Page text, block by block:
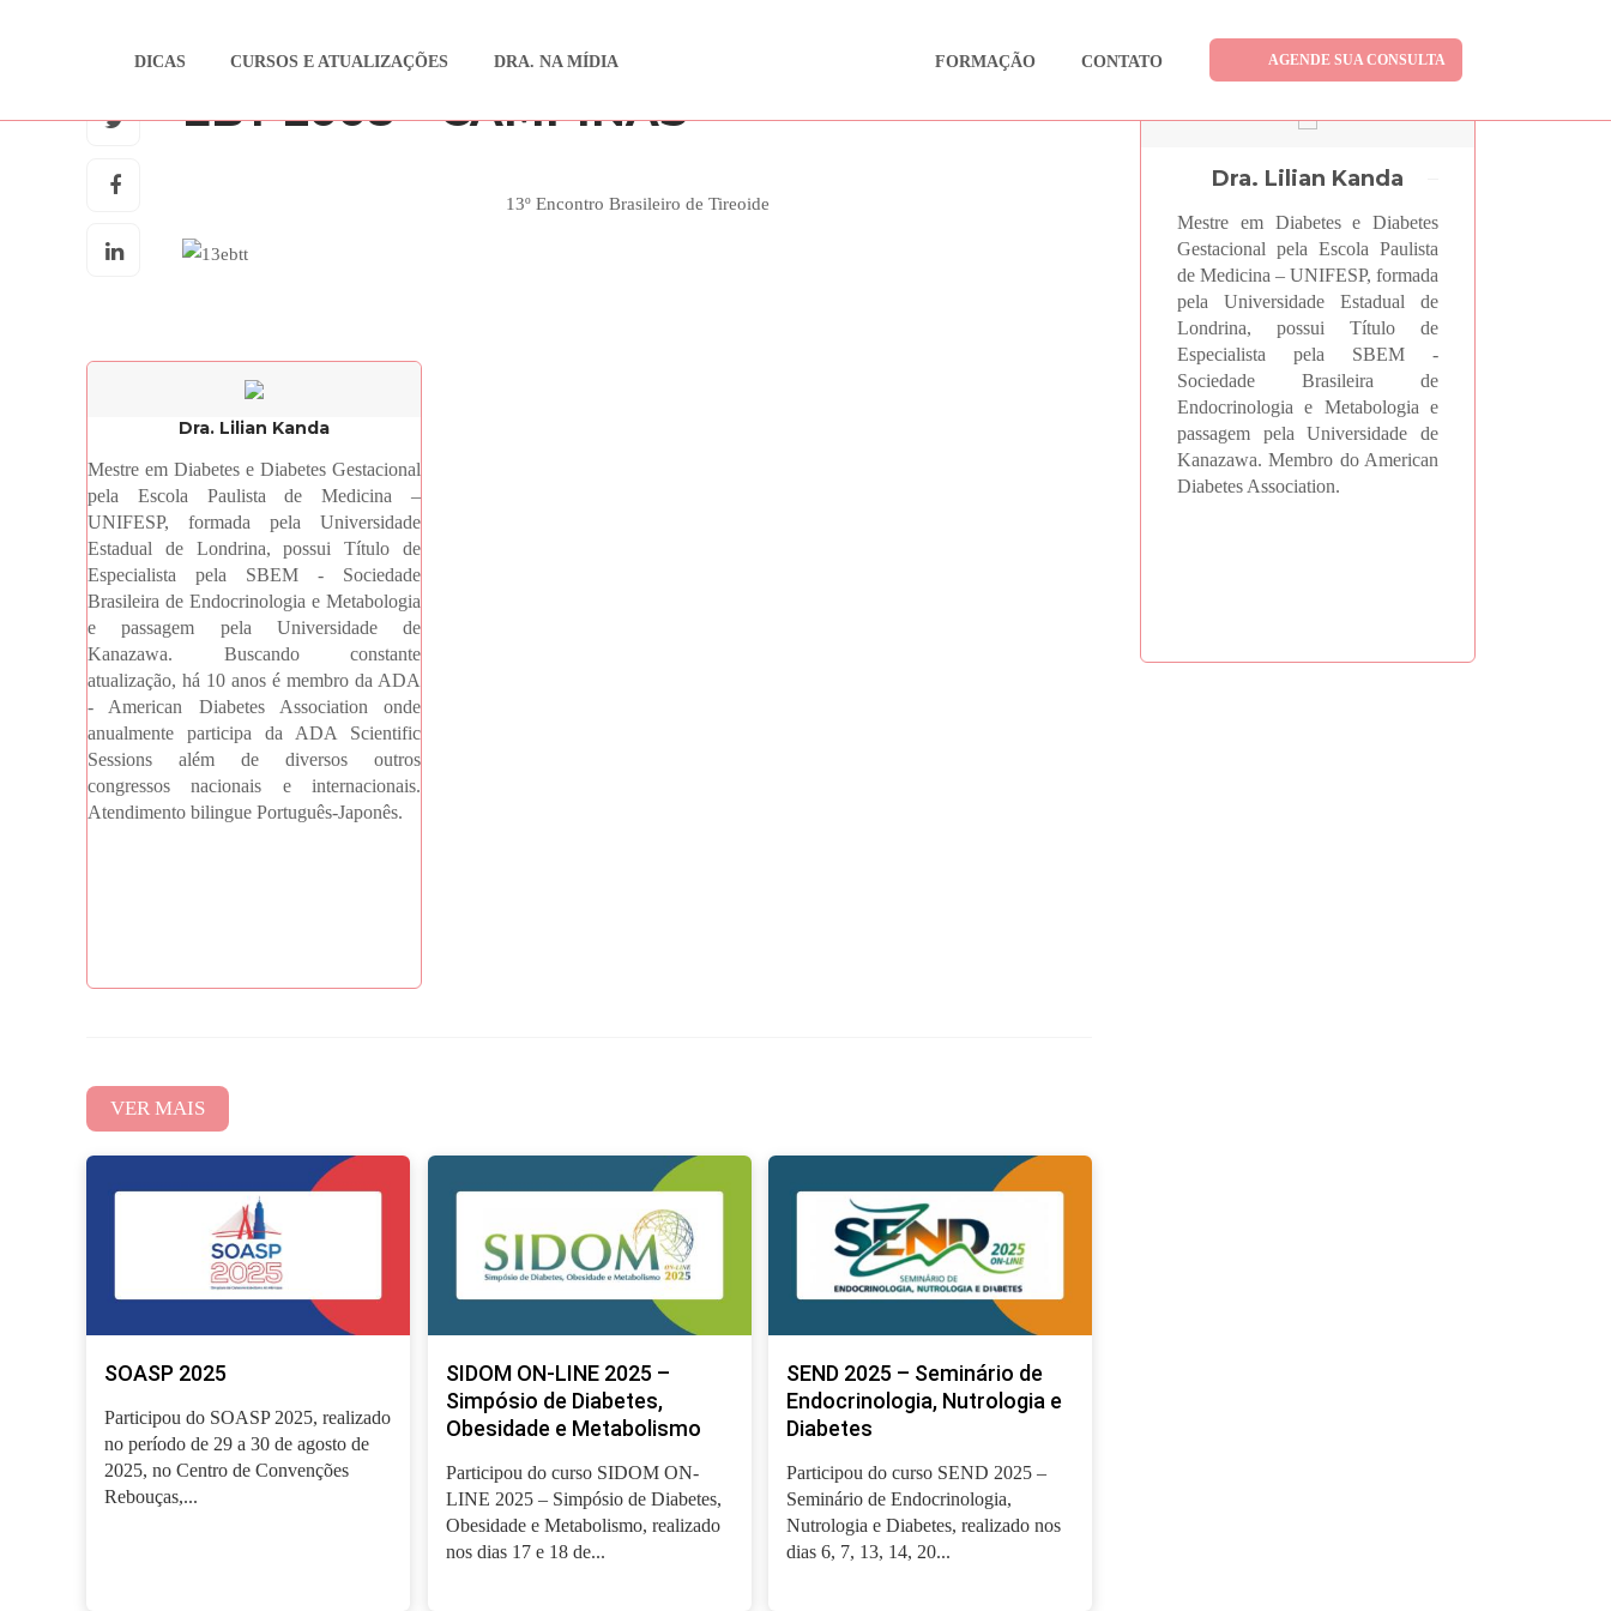
DICAS CURSOS E ATUALIZAÇÕES DRA. NA MÍDIA FORMAÇÃO CONTATO AGENDE SUA CONSULTA
CURSOS E ATUALIZAÇÕES
EBT 2008 – CAMPINAS
13º Encontro Brasileiro de Tireoide
Dra. Lilian Kanda
Mestre em Diabetes e Diabetes Gestacional
pela Escola Paulista de Medicina –
UNIFESP, formada pela Universidade
Estadual de Londrina, possui Título de
Especialista pela SBEM - Sociedade
Brasileira de Endocrinologia e Metabologia
e passagem pela Universidade de
Kanazawa. Buscando constante
atualização, há 10 anos é membro da ADA
- American Diabetes Association onde
anualmente participa da ADA Scientific
Sessions além de diversos outros
congressos nacionais e internacionais.
Atendimento bilingue Português-Japonês.
VER MAIS
SOASP 2025
Participou do SOASP 2025, realizado
no período de 29 a 30 de agosto de
2025, no Centro de Convenções
Rebouças,...
SIDOM ON-LINE 2025 –
Simpósio de Diabetes,
Obesidade e Metabolismo
Participou do curso SIDOM ON-
LINE 2025 – Simpósio de Diabetes,
Obesidade e Metabolismo, realizado
nos dias 17 e 18 de...
SEND 2025 – Seminário de
Endocrinologia, Nutrologia e
Diabetes
Participou do curso SEND 2025 –
Seminário de Endocrinologia,
Nutrologia e Diabetes, realizado nos
dias 6, 7, 13, 14, 20...
Dra. Lilian Kanda
Mestre em Diabetes e Diabetes
Gestacional pela Escola Paulista
de Medicina – UNIFESP, formada
pela Universidade Estadual de
Londrina, possui Título de
Especialista pela SBEM -
Sociedade Brasileira de
Endocrinologia e Metabologia e
passagem pela Universidade de
Kanazawa. Membro do American
Diabetes Association.